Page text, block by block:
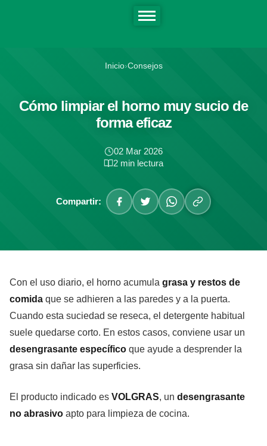
Inicio›Consejos
Cómo limpiar el horno muy sucio de
forma eficaz
02 Mar 2026
2 min lectura
Compartir:
Con el uso diario, el horno acumula grasa y restos de
comida que se adhieren a las paredes y a la puerta.
Cuando esta suciedad se reseca, el detergente habitual
suele quedarse corto. En estos casos, conviene usar un
desengrasante específico que ayude a desprender la
grasa sin dañar las superficies.
El producto indicado es VOLGRAS, un desengrasante
no abrasivo apto para limpieza de cocina.